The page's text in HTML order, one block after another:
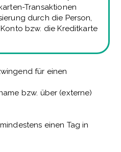
Transaktionen
durch die Person,
bzw. die Kreditkarte
für einen
bzw. über (externe)
einen Tag in